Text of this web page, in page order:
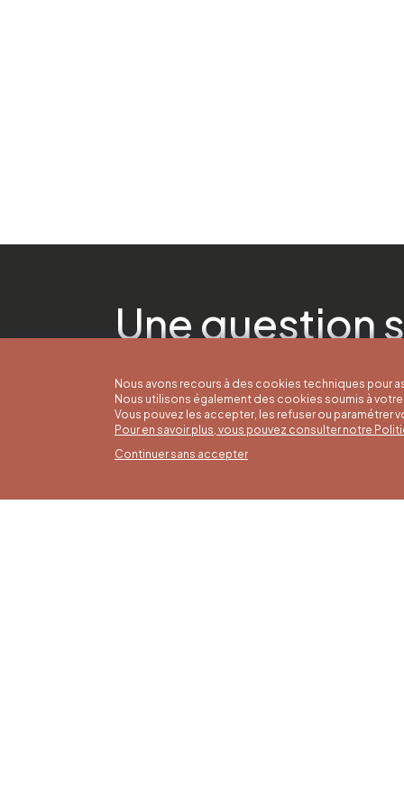
Une question
Nous avons recours à des cookies techniques pour
Nous utilisons également des cookies soumis à
Vous pouvez les accepter, les refuser ou paramétrer
Pour en savoir plus, vous pouvez consulter notre
Continuer sans accepter